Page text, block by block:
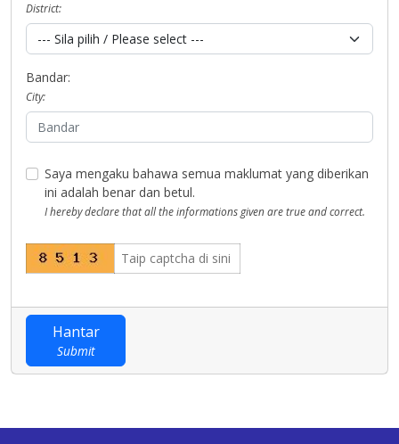
District:
Bandar:
City:
Saya mengaku bahawa semua maklumat yang diberikan
ini adalah benar dan betul.
I hereby declare that all the informations given are true and correct.
Hantar
Submit